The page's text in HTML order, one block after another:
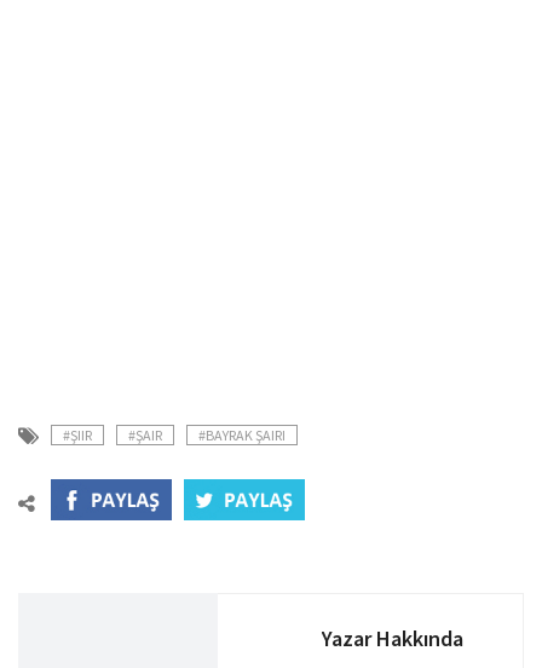
#ŞIIR #ŞAIR #BAYRAK ŞAIRI
Yazar Hakkında